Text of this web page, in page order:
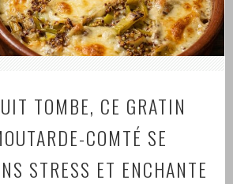
TOMBE, CE GRATIN
COMTÉ SE
STRESS ET ENCHANTE